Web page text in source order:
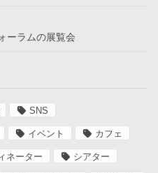
ーラムの展覧会
SNS
イベント カフェ
ネーター シアター